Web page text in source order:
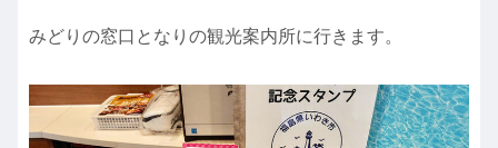
みどりの窓口となりの観光案内所に行きます。